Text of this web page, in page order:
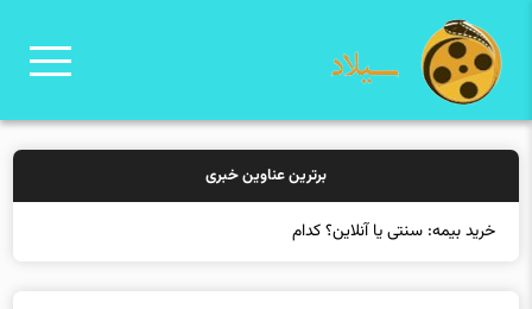
برترین عناوین خبری
خرید بیمه: سنتی یا آنلاین؟ کدامیک تجربه بهتری برای مشتری